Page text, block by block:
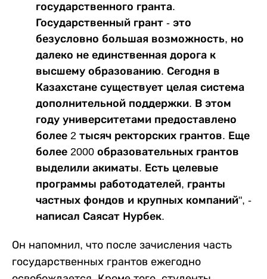
государственного гранта.
Государственный грант - это
безусловно большая возможность, но
далеко не единственная дорога к
высшему образованию. Сегодня в
Казахстане существует целая система
дополнительной поддержки. В этом
году университетами предоставлено
более 2 тысяч ректорских грантов. Еще
более 2000 образовательных грантов
выделили акиматы. Есть целевые
программы работодателей, гранты
частных фондов и крупных компаний", -
написал Саясат Нурбек.
Он напомнил, что после зачисления часть
государственных грантов ежегодно